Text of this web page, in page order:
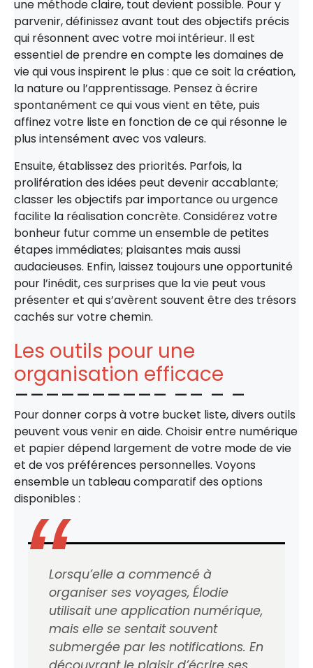
une méthode claire, tout devient possible. Pour y
parvenir, définissez avant tout des objectifs précis
qui résonnent avec votre moi intérieur. Il est
essentiel de prendre en compte les domaines de
vie qui vous inspirent le plus : que ce soit la création,
la nature ou l’apprentissage. Pensez à écrire
spontanément ce qui vous vient en tête, puis
affinez votre liste en fonction de ce qui résonne le
plus intensément avec vos valeurs.
Ensuite, établissez des priorités. Parfois, la
prolifération des idées peut devenir accablante;
classer les objectifs par importance ou urgence
facilite la réalisation concrète. Considérez votre
bonheur futur comme un ensemble de petites
étapes immédiates; plaisantes mais aussi
audacieuses. Enfin, laissez toujours une opportunité
pour l’inédit, ces surprises que la vie peut vous
présenter et qui s’avèrent souvent être des trésors
cachés sur votre chemin.
Les outils pour une
organisation efficace
Pour donner corps à votre bucket liste, divers outils
peuvent vous venir en aide. Choisir entre numérique
et papier dépend largement de votre mode de vie
et de vos préférences personnelles. Voyons
ensemble un tableau comparatif des options
disponibles :
Lorsqu’elle a commencé à
organiser ses voyages, Élodie
utilisait une application numérique,
mais elle se sentait souvent
submergée par les notifications. En